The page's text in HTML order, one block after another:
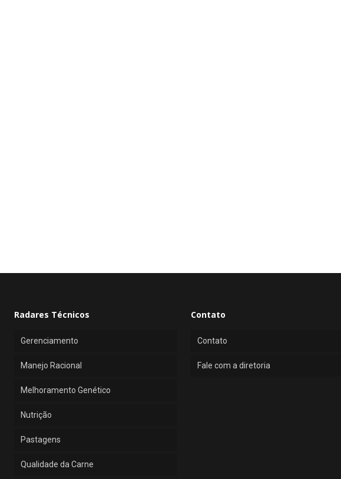
Radares Técnicos
Gerenciamento
Manejo Racional
Melhoramento Genético
Nutrição
Pastagens
Qualidade da Carne
Contato
Contato
Fale com a diretoria